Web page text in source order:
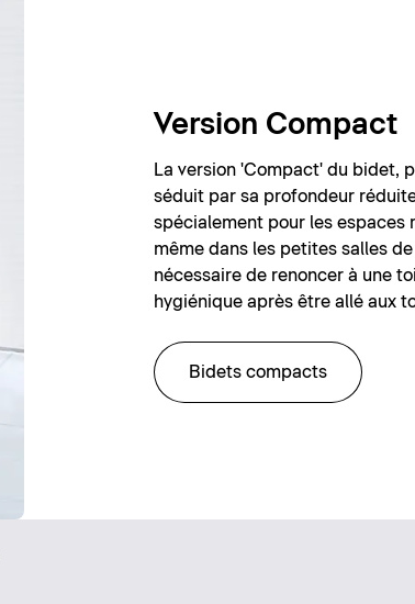
Version Compact
La version 'Compact' du bidet,
séduit par sa profondeur
spécialement pour les espaces
même dans les petites salles
nécessaire de renoncer à une
hygiénique après être allé aux
Bidets compacts